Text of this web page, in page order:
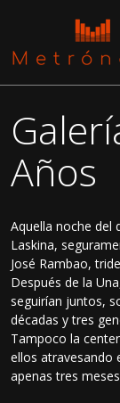
Años
Aquella noche del
Laskina,
José Rambao,
Después de la
seguirían juntos,
décadas y tres
Tampoco la
ellos atravesando
apenas tres